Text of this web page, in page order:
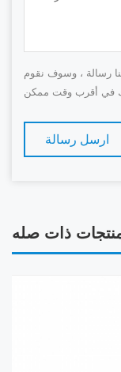
رسالة ، وسوف نقوم
ارسل رسالة
ذات صله